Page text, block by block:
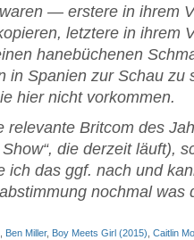
— erstere in ihrem
letztere in ihrem
hanebüchenen
in Spanien zur Schau zu
hier nicht vorkommen.
relevante Britcom des
die derzeit läuft),
ich das ggf. nach und
nochmal was
Ben Miller, Boy Meets Girl (2015) Caitlin